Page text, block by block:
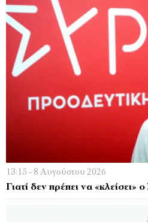
13:15 - 8 Αυγούστου 2026
Γιατί δεν πρέπει να «κλείσει»